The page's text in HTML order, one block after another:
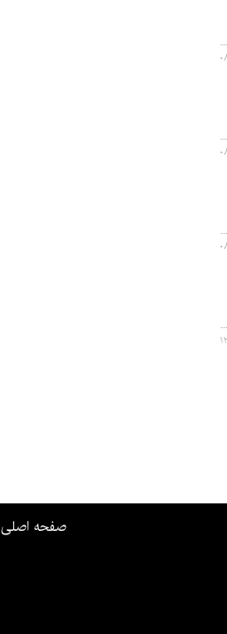
صفحه اصلی